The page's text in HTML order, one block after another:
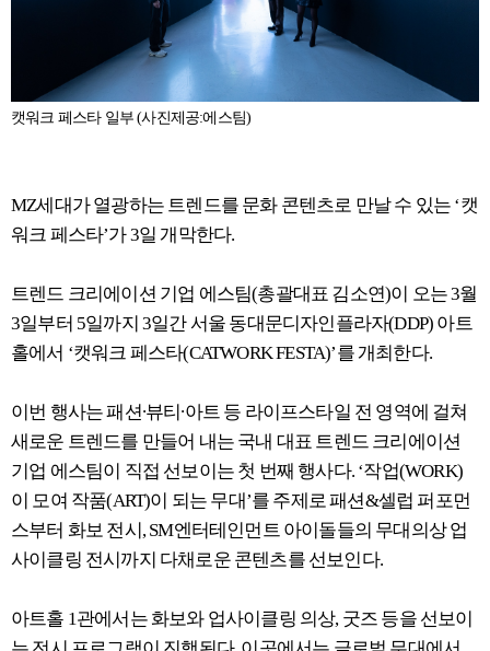
캣워크 페스타 일부 (사진제공:에스팀)
MZ세대가 열광하는 트렌드를 문화 콘텐츠로 만날 수 있는 ‘캣
워크 페스타’가 3일 개막한다.
트렌드 크리에이션 기업 에스팀(총괄대표 김소연)이 오는 3월
3일부터 5일까지 3일간 서울 동대문디자인플라자(DDP) 아트
홀에서 ‘캣워크 페스타(CATWORK FESTA)’를 개최한다.
이번 행사는 패션∙뷰티∙아트 등 라이프스타일 전 영역에 걸쳐
새로운 트렌드를 만들어 내는 국내 대표 트렌드 크리에이션
기업 에스팀이 직접 선보이는 첫 번째 행사다. ‘작업(WORK)
이 모여 작품(ART)이 되는 무대’를 주제로 패션&셀럽 퍼포먼
스부터 화보 전시, SM엔터테인먼트 아이돌들의 무대의상 업
사이클링 전시까지 다채로운 콘텐츠를 선보인다.
아트홀 1관에서는 화보와 업사이클링 의상, 굿즈 등을 선보이